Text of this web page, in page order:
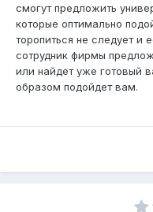
смогут предложить
которые оптимально
торопиться не следует и
сотрудник фирмы
или найдет уже готовый
образом подойдет вам.